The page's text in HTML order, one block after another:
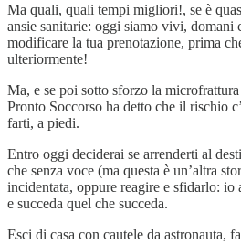
Ma quali, quali tempi migliori!, se è
ansie sanitarie: oggi siamo vivi, domani
modificare la tua prenotazione, prima
ulteriormente!
Ma, e se poi sotto sforzo la
Pronto Soccorso ha detto che il rischio
farti, a piedi.
Entro oggi deciderai se arrenderti al
che senza voce (ma questa è un’altra
incidentata, oppure reagire e sfidarlo: io
e succeda quel che succeda.
Esci di casa con cautele da astronauta,